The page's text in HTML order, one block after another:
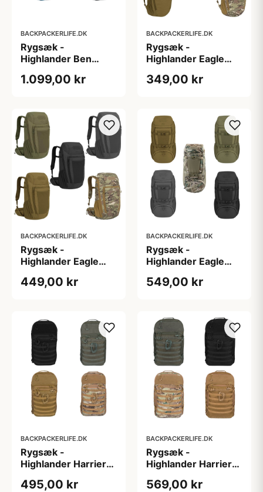
BACKPACKERLIFE.DK
Rygsæk -
Highlander Ben
1.099,00 kr
BACKPACKERLIFE.DK
Rygsæk -
Highlander Eagle
349,00 kr
BACKPACKERLIFE.DK
Rygsæk -
Highlander Eagle
449,00 kr
BACKPACKERLIFE.DK
Rygsæk -
Highlander Eagle
549,00 kr
BACKPACKERLIFE.DK
Rygsæk -
Highlander Harrier
495,00 kr
BACKPACKERLIFE.DK
Rygsæk -
Highlander Harrier
569,00 kr